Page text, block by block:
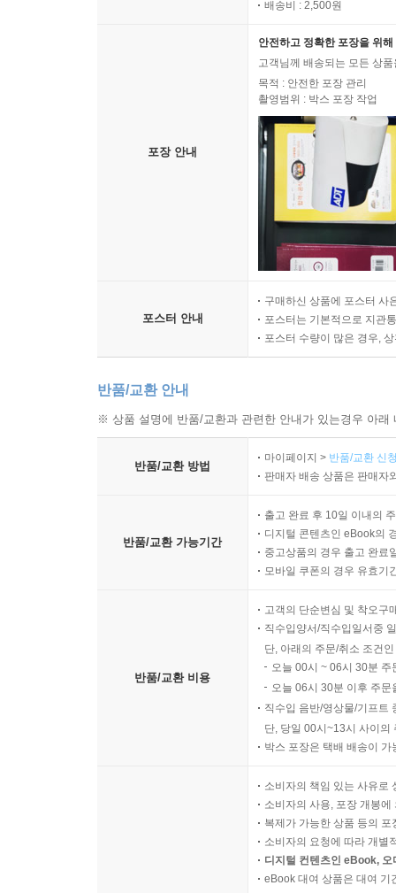
배송비 : 2,500원
포장 안내
안전하고 정확한 포장을 위
고객님께 배송되는 모든 상
목적 : 안전한 포장 관리
촬영범위 : 박스 포장 작업
포스터 안내
구매하신 상품에 포스터 사
포스터는 기본적으로 지관
포스터 수량이 많은 경우,
반품/교환 안내
※ 상품 설명에 반품/교환과 관련한 안내가 있는경우 아
반품/교환 방법
마이페이지 > 반품/교환 신
판매자 배송 상품은 판매자
반품/교환 가능기간
출고 완료 후 10일 이내의
디지털 콘텐츠인 eBook의
중고상품의 경우 출고 완료
모바일 쿠폰의 경우 유효기
반품/교환 비용
고객의 단순변심 및 착오구
직수입양서/직수입일서중
단, 아래의 주문/취소 조건
오늘 00시 ~ 06시 30분
오늘 06시 30분 이후 주
직수입 음반/영상물/기프트
단, 당일 00시~13시 사이의
박스 포장은 택배 배송이
소비자의 책임 있는 사유로
소비자의 사용, 포장 개봉
복제가 가능한 상품 등의
소비자의 요청에 따라 개별
디지털 컨텐츠인 eBook,
eBook 대여 상품은 대여 기